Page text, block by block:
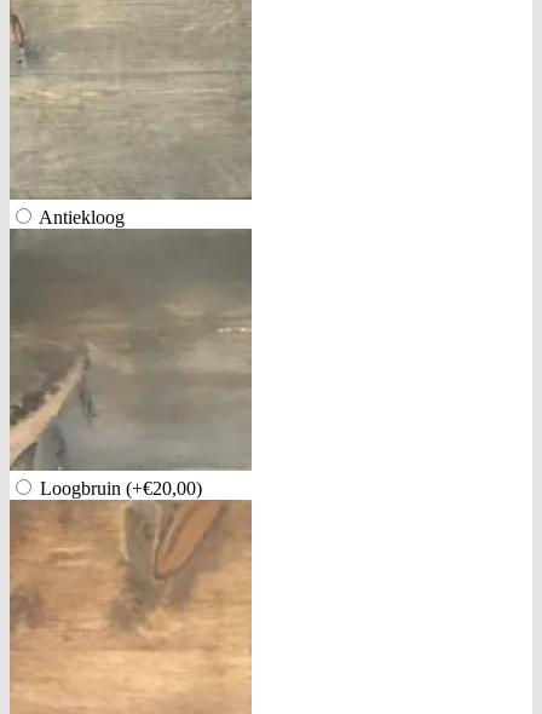
Antiekloog
Loogbruin (+€20,00)